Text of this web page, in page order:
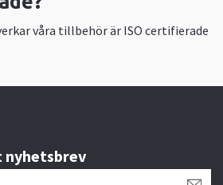
våra tillbehör är ISO certifierade
nyhetsbrev